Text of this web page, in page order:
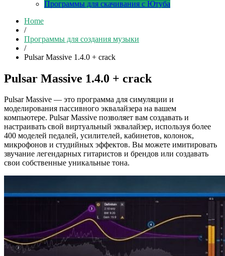
Программы для скачивания с Ютуба
Home
/
Программы для создания музыки
/
Pulsar Massive 1.4.0 + crack
Pulsar Massive 1.4.0 + crack
Pulsar Massive — это программа для симуляции и
моделирования пассивного эквалайзера на вашем
компьютере. Pulsar Massive позволяет вам создавать и
настраивать свой виртуальный эквалайзер, используя более
400 моделей педалей, усилителей, кабинетов, колонок,
микрофонов и студийных эффектов. Вы можете имитировать
звучание легендарных гитаристов и брендов или создавать
свои собственные уникальные тона.